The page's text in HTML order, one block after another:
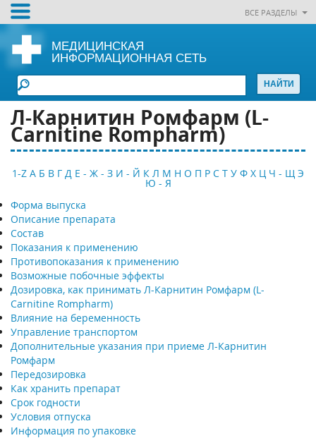
ВСЕ РАЗДЕЛЫ
МЕДИЦИНСКАЯ
ИНФОРМАЦИОННАЯ СЕТЬ
Л-Карнитин Ромфарм (L-
Carnitine Rompharm)
1-Z А Б В Г Д Е - Ж - З И - Й К Л М Н О П Р С Т У Ф Х Ц Ч - Щ Э
Ю - Я
Форма выпуска
Описание препарата
Состав
Показания к применению
Противопоказания к применению
Возможные побочные эффекты
Дозировка, как принимать Л-Карнитин Ромфарм (L-
Carnitine Rompharm)
Влияние на беременность
Управление транспортом
Дополнительные указания при приеме Л-Карнитин
Ромфарм
Передозировка
Как хранить препарат
Срок годности
Условия отпуска
Информация по упаковке